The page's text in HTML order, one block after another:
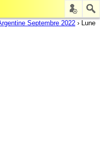
Septembre 2022 › Lune